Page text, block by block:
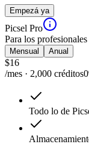
Empezá ya
Picsel Pro
Para los
Mensual Anual
$16
/mes · 2,000 créditos
Todo lo de